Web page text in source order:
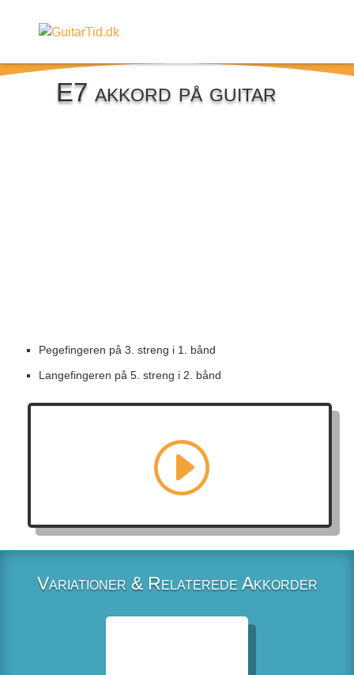
E7 akkord på guitar
Pegefingeren på 3. streng i 1. bånd
Langefingeren på 5. streng i 2. bånd
Variationer & Relaterede Akkorder